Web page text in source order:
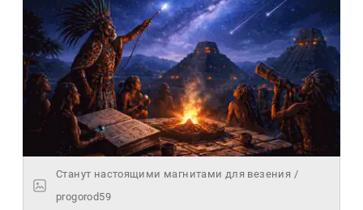
Станут настоящими магнитами для везения /
progorod59